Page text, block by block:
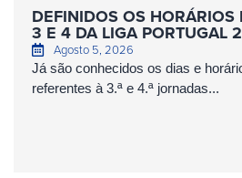
DEFINIDOS OS HORÁRIOS
3 E 4 DA LIGA PORTUGAL 2
Agosto 5, 2026
Já são conhecidos os dias e
referentes à 3.ª e 4.ª jornadas...